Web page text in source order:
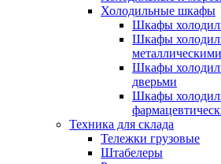
Холодильные шкафы
Шкафы
Шкафы
Шкафы
дверьми
Шкафы
Техника для склада
Тележки грузовые
Штабелеры